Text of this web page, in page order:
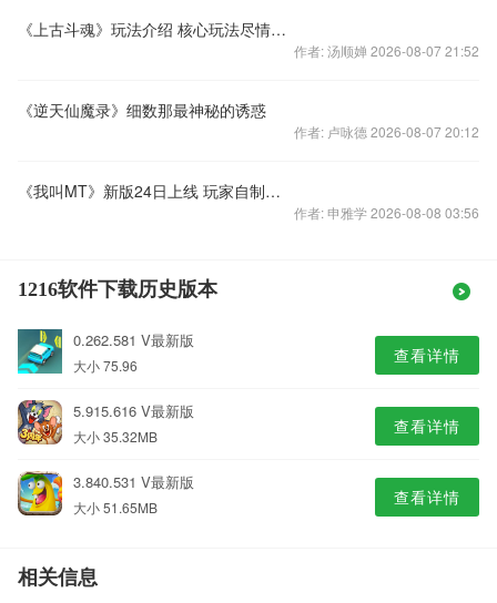
《上古斗魂》玩法介绍 核心玩法尽情释放
作者: 汤顺婵 2026-08-07 21:52
《逆天仙魔录》细数那最神秘的诱惑
作者: 卢咏德 2026-08-07 20:12
《我叫MT》新版24日上线 玩家自制首玩视频
作者: 申雅学 2026-08-08 03:56
1216软件下载历史版本
0.262.581 V最新版
大小 75.96 查看详情
5.915.616 V最新版
大小 35.32MB 查看详情
3.840.531 V最新版
大小 51.65MB 查看详情
相关信息